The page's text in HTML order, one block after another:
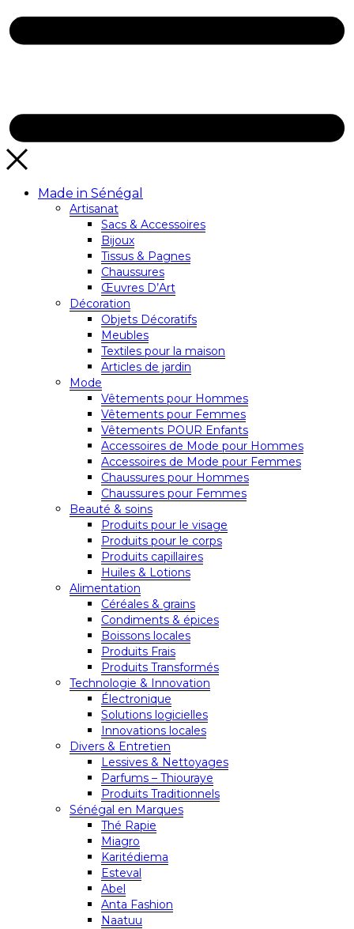
Made in Sénégal
Artisanat
Sacs & Accessoires
Bijoux
Tissus & Pagnes
Chaussures
Œuvres D’Art
Décoration
Objets Décoratifs
Meubles
Textiles pour la maison
Articles de jardin
Mode
Vêtements pour Hommes
Vêtements pour Femmes
Vêtements POUR Enfants
Accessoires de Mode pour Hommes
Accessoires de Mode pour Femmes
Chaussures pour Hommes
Chaussures pour Femmes
Beauté & soins
Produits pour le visage
Produits pour le corps
Produits capillaires
Huiles & Lotions
Alimentation
Céréales & grains
Condiments & épices
Boissons locales
Produits Frais
Produits Transformés
Technologie & Innovation
Électronique
Solutions logicielles
Innovations locales
Divers & Entretien
Lessives & Nettoyages
Parfums – Thiouraye
Produits Traditionnels
Sénégal en Marques
Thé Rapie
Miagro
Karitédiema
Esteval
Abel
Anta Fashion
Naatuu